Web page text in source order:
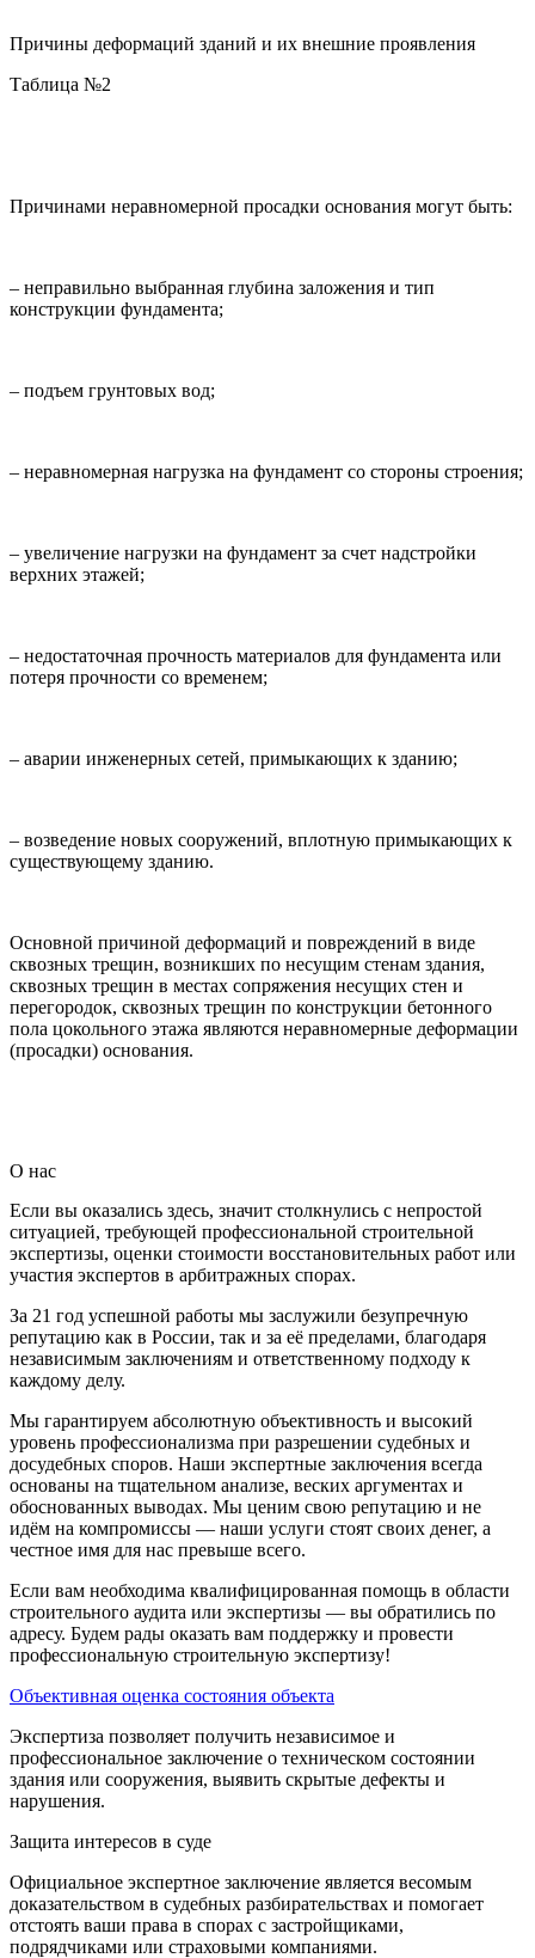
Причины деформаций зданий и их внешние проявления
Таблица №2
Причинами неравномерной просадки основания могут быть:
– неправильно выбранная глубина заложения и тип
конструкции фундамента;
– подъем грунтовых вод;
– неравномерная нагрузка на фундамент со стороны строения;
– увеличение нагрузки на фундамент за счет надстройки
верхних этажей;
– недостаточная прочность материалов для фундамента или
потеря прочности со временем;
– аварии инженерных сетей, примыкающих к зданию;
– возведение новых сооружений, вплотную примыкающих к
существующему зданию.
Основной причиной деформаций и повреждений в виде
сквозных трещин, возникших по несущим стенам здания,
сквозных трещин в местах сопряжения несущих стен и
перегородок, сквозных трещин по конструкции бетонного
пола цокольного этажа являются неравномерные деформации
(просадки) основания.
О нас
Если вы оказались здесь, значит столкнулись с непростой
ситуацией, требующей профессиональной строительной
экспертизы, оценки стоимости восстановительных работ или
участия экспертов в арбитражных спорах.
За 21 год успешной работы мы заслужили безупречную
репутацию как в России, так и за её пределами, благодаря
независимым заключениям и ответственному подходу к
каждому делу.
Мы гарантируем абсолютную объективность и высокий
уровень профессионализма при разрешении судебных и
досудебных споров. Наши экспертные заключения всегда
основаны на тщательном анализе, веских аргументах и
обоснованных выводах. Мы ценим свою репутацию и не
идём на компромиссы — наши услуги стоят своих денег, а
честное имя для нас превыше всего.
Если вам необходима квалифицированная помощь в области
строительного аудита или экспертизы — вы обратились по
адресу. Будем рады оказать вам поддержку и провести
профессиональную строительную экспертизу!
Объективная оценка состояния объекта
Экспертиза позволяет получить независимое и
профессиональное заключение о техническом состоянии
здания или сооружения, выявить скрытые дефекты и
нарушения.
Защита интересов в суде
Официальное экспертное заключение является весомым
доказательством в судебных разбирательствах и помогает
отстоять ваши права в спорах с застройщиками,
подрядчиками или страховыми компаниями.